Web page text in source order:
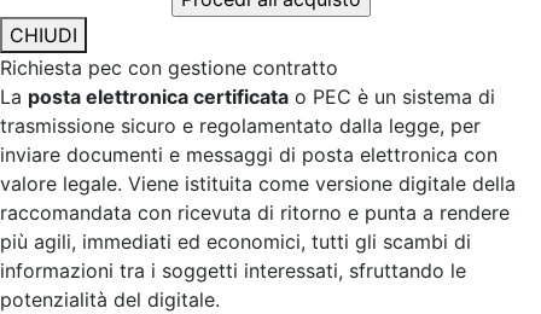
CHIUDI
Richiesta pec con gestione contratto
La posta elettronica certificata o PEC è un sistema di
trasmissione sicuro e regolamentato dalla legge, per
inviare documenti e messaggi di posta elettronica con
valore legale. Viene istituita come versione digitale della
raccomandata con ricevuta di ritorno e punta a rendere
più agili, immediati ed economici, tutti gli scambi di
informazioni tra i soggetti interessati, sfruttando le
potenzialità del digitale.